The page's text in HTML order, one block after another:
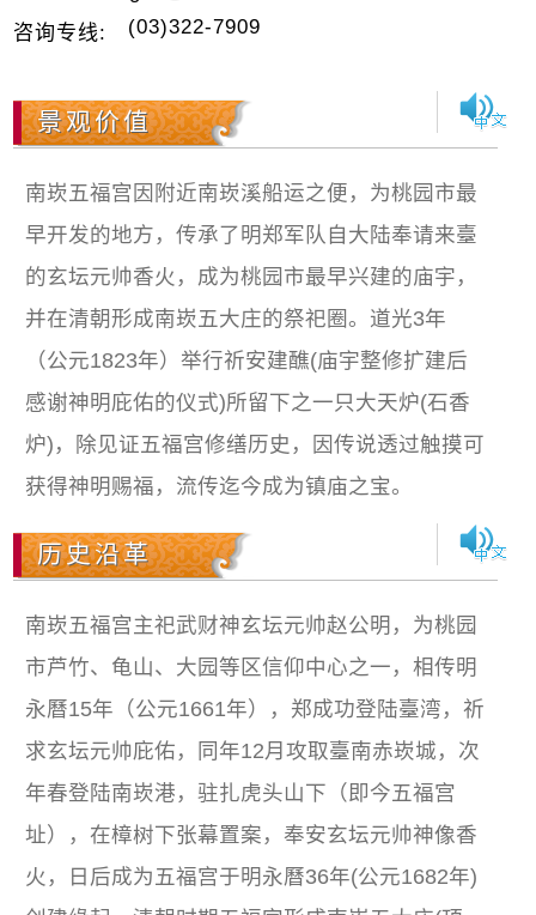
咨询专线:
(03)322-7909
景观价值
南崁五福宫因附近南崁溪船运之便，为桃园市最
早开发的地方，传承了明郑军队自大陆奉请来臺
的玄坛元帅香火，成为桃园市最早兴建的庙宇，
并在清朝形成南崁五大庄的祭祀圈。道光3年
（公元1823年）举行祈安建醮(庙宇整修扩建后
感谢神明庇佑的仪式)所留下之一只大天炉(石香
炉)，除见证五福宫修缮历史，因传说透过触摸可
获得神明赐福，流传迄今成为镇庙之宝。
历史沿革
南崁五福宫主祀武财神玄坛元帅赵公明，为桃园
市芦竹、龟山、大园等区信仰中心之一，相传明
永曆15年（公元1661年），郑成功登陆臺湾，祈
求玄坛元帅庇佑，同年12月攻取臺南赤崁城，次
年春登陆南崁港，驻扎虎头山下（即今五福宫
址），在樟树下张幕置案，奉安玄坛元帅神像香
火，日后成为五福宫于明永曆36年(公元1682年)